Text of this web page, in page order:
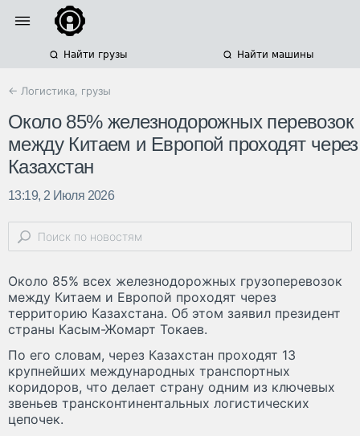
Найти грузы Найти машины
← Логистика, грузы
Около 85% железнодорожных перевозок
между Китаем и Европой проходят через
Казахстан
13:19, 2 Июля 2026
Около 85% всех железнодорожных грузоперевозок
между Китаем и Европой проходят через
территорию Казахстана. Об этом заявил президент
страны Касым-Жомарт Токаев.
По его словам, через Казахстан проходят 13
крупнейших международных транспортных
коридоров, что делает страну одним из ключевых
звеньев трансконтинентальных логистических
цепочек.